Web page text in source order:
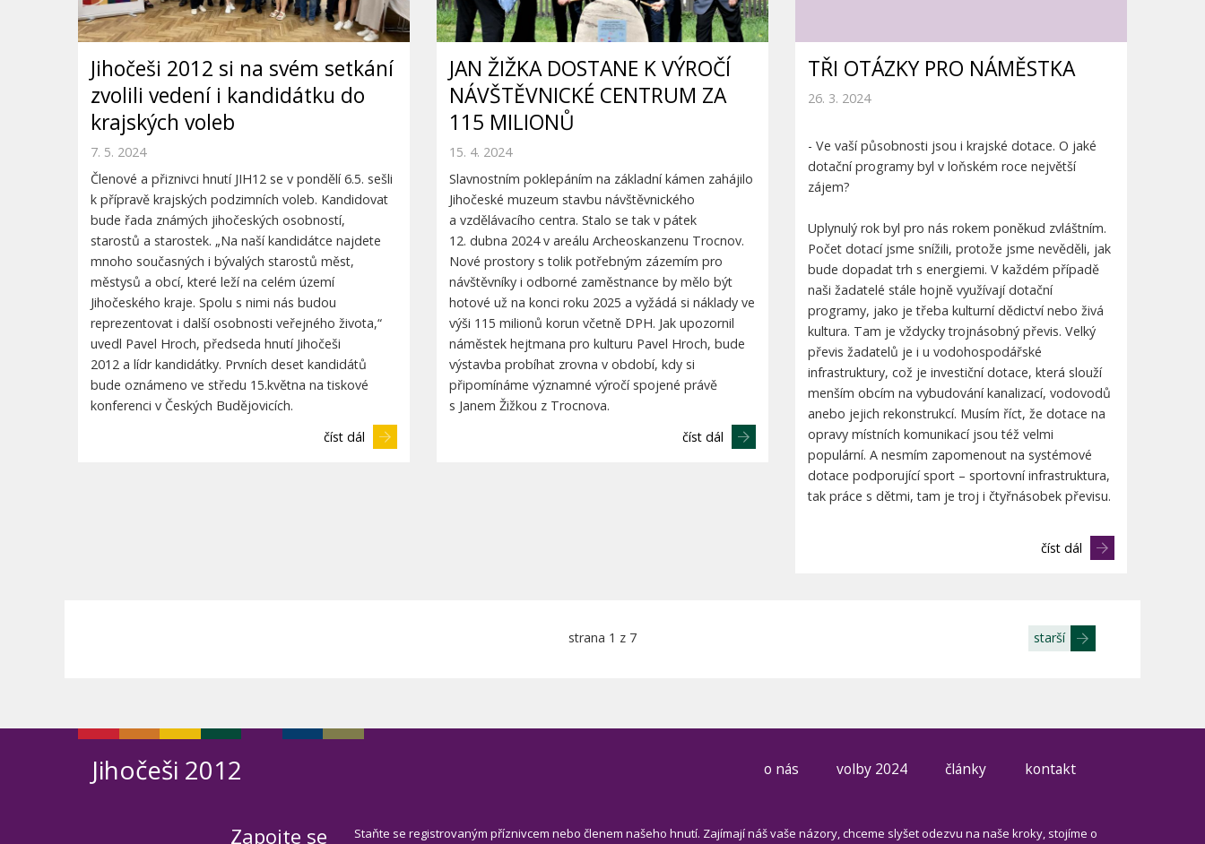
Jihočeši 2012 si na svém setkání
zvolili vedení i kandidátku do
krajských voleb
7. 5. 2024
Členové a přiznivci hnutí JIH12 se v pondělí 6.5. sešli
k přípravě krajských podzimních voleb. Kandidovat
bude řada známých jihočeských osobností,
starostů a starostek. „Na naší kandidátce najdete
mnoho současných i bývalých starostů měst,
městysů a obcí, které leží na celém území
Jihočeského kraje. Spolu s nimi nás budou
reprezentovat i další osobnosti veřejného života,“
uvedl Pavel Hroch, předseda hnutí Jihočeši
2012 a lídr kandidátky. Prvních deset kandidátů
bude oznámeno ve středu 15.května na tiskové
konferenci v Českých Budějovicích.
číst dál
JAN ŽIŽKA DOSTANE K VÝROČÍ
NÁVŠTĚVNICKÉ CENTRUM ZA
115 MILIONŮ
15. 4. 2024
Slavnostním poklepáním na základní kámen zahájilo
Jihočeské muzeum stavbu návštěvnického
a vzdělávacího centra. Stalo se tak v pátek
12. dubna 2024 v areálu Archeoskanzenu Trocnov.
Nové prostory s tolik potřebným zázemím pro
návštěvníky i odborné zaměstnance by mělo být
hotové už na konci roku 2025 a vyžádá si náklady ve
výši 115 milionů korun včetně DPH. Jak upozornil
náměstek hejtmana pro kulturu Pavel Hroch, bude
výstavba probíhat zrovna v období, kdy si
připomínáme významné výročí spojené právě
s Janem Žižkou z Trocnova.
číst dál
TŘI OTÁZKY PRO NÁMĚSTKA
26. 3. 2024
- Ve vaší působnosti jsou i krajské dotace. O jaké
dotační programy byl v loňském roce největší
zájem?
Uplynulý rok byl pro nás rokem poněkud zvláštním.
Počet dotací jsme snížili, protože jsme nevěděli, jak
bude dopadat trh s energiemi. V každém případě
naši žadatelé stále hojně využívají dotační
programy, jako je třeba kulturní dědictví nebo živá
kultura. Tam je vždycky trojnásobný převis. Velký
převis žadatelů je i u vodohospodářské
infrastruktury, což je investiční dotace, která slouží
menším obcím na vybudování kanalizací, vodovodů
anebo jejich rekonstrukcí. Musím říct, že dotace na
opravy místních komunikací jsou též velmi
populární. A nesmím zapomenout na systémové
dotace podporující sport – sportovní infrastruktura,
tak práce s dětmi, tam je troj i čtyřnásobek převisu.
číst dál
strana 1 z 7 starší
Jihočeši 2012 o nás volby 2024 články kontakt
Zapojte se
Staňte se registrovaným příznivcem nebo členem našeho hnutí. Zajímají náš vaše názory, chceme slyšet odezvu na naše kroky, stojíme o